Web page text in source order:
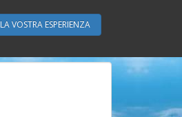
LA VOSTRA ESPERIENZA